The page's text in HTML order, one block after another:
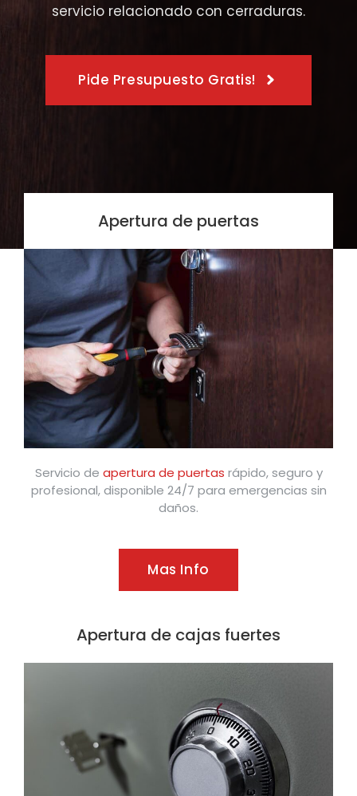
servicio relacionado con cerraduras.
Pide Presupuesto Gratis!
Apertura de puertas
Servicio de apertura de puertas rápido, seguro y
profesional, disponible 24/7 para emergencias sin
daños.
Mas Info
Apertura de cajas fuertes